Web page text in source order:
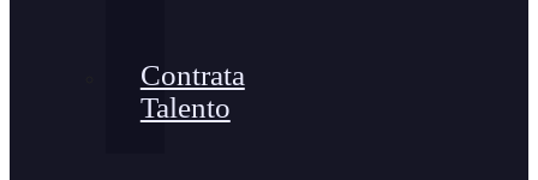
Contrata
Talento